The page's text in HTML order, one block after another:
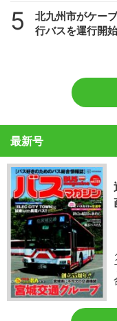
5
北九州市がケー
行バスを運行開
最新号